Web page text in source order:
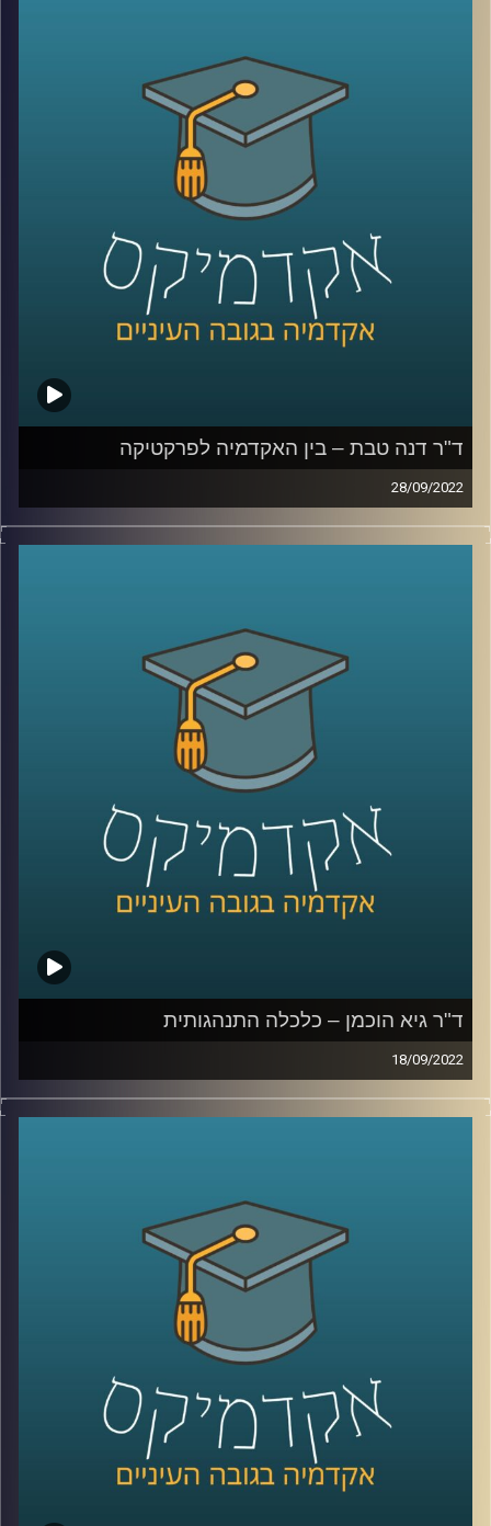
בחלק השני של השיחה עם ד"ר דנה טבת, מרצה וחוקרת
בתחום השיווק בבית הספר למנהל עסקים של אוניברסיטת
רייכמן, דיברנו על חווית הלקוח, למה אנחנו לא קונים רק באופן
רציונלי ומה עושים כדי לגרום לנו לקנות יותר.
AudioVersity
ד"ר דנה טבת – בין האקדמיה לפרקטיקה
28/09/2022
הרבה פעמים ישנה ביקורת על חוסר ההתאמה של האקדמיה
לשוק העבודה המודרני אך ד"ר דנה טבת מסבירה שיש יכולות
ד"ר דנה טבת היא מרצה בתוכנית ההתמחות בשיווק ומנהלת
הוראה היברידית בבי"ס אריסון למנהל עסקים. טרם הצטרפותה
לאוניברסיטת רייכמן היתה סמנכ"ל בחברת מחקר בינלאומית
ומנהלת המחקר בשטראוס-עלית, ובמגה – הריבוע הכחול שם
התמחתה במחקרי קונים. יחד דיברנו על המקום של האקדמיה
בעולם העסקי, החשיבות שלה ולאן פנינו מועדות.
ד"ר גיא הוכמן – כלכלה התנהגותית
18/09/2022
כחלק ממגמה תודעתית הולכת וגוברת בשנים האחרונות
שהכלכלה ההתנהגותית צריכה לקחת חלק חשוב יותר בחברה
הזאת לומדים הסטודנטים על כוחות המניעים את הכלכלה או
השפעות על השוק, שהרבה פעמים יכולים להישמע כאילו הם
נוגדים את האינטואיציה האנושית.
בפרק הזה של אקדמיקס ראיינתי את ד"ר גיא הוכמן, ראש
התכנית לתואר שני בכלכלה התנהגותית כאן באוניברסיטת
רייכמן. ד"ר הוכמן עשה דוקטורט בפסיכולוגיה בטכניון
והשתלם בלימודי פוסט דוקטורט במעבדתו של פרופסור דן
אריאלי בבית הספר למנהל עסקים באוניברסיטת דיוק. ד"ר
הוכמן יסביר בתכנית למה במיוחד בימינו, כשעתיד שוק